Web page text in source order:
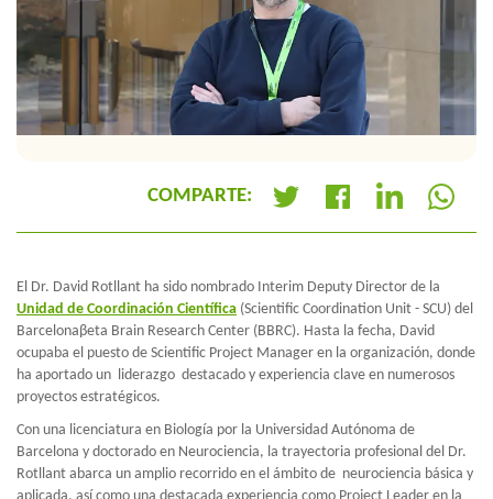
COMPARTE:
El Dr. David Rotllant ha sido nombrado Interim Deputy Director de la
Unidad de Coordinación Científica (Scientific Coordination Unit - SCU) del
Barcelonaβeta Brain Research Center (BBRC). Hasta la fecha, David
ocupaba el puesto de Scientific Project Manager en la organización, donde
ha aportado un liderazgo destacado y experiencia clave en numerosos
proyectos estratégicos.
Con una licenciatura en Biología por la Universidad Autónoma de
Barcelona y doctorado en Neurociencia, la trayectoria profesional del Dr.
Rotllant abarca un amplio recorrido en el ámbito de neurociencia básica y